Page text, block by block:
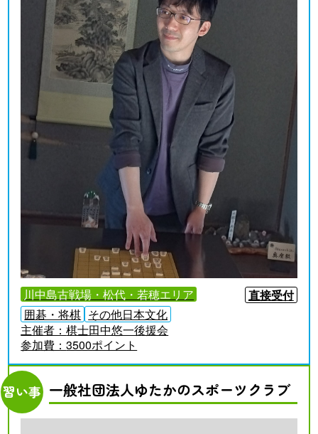
川中島古戦場・松代・若穂エリア
直接受付
囲碁・将棋 その他日本文化
主催者：棋士田中悠一後援会
参加費：3500ポイント
習い事 一般社団法人ゆたかのスポーツクラブ